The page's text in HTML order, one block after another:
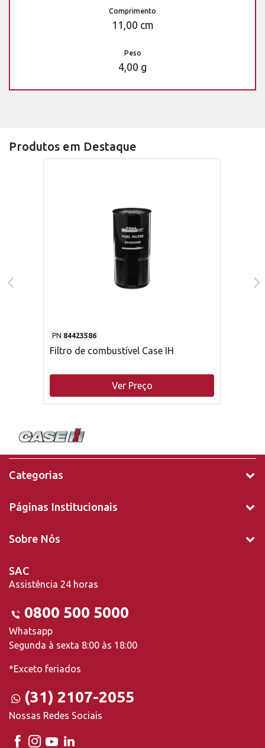
Comprimento
11,00 cm
Peso
4,00 g
Produtos em Destaque
PN 84423586
Filtro de combustível Case IH
Ver Preço
Categorias
Páginas Institucionais
Sobre Nós
SAC
Assistência 24 horas
0800 500 5000
Whatsapp
Segunda à sexta 8:00 às 18:00
*Exceto feriados
(31) 2107-2055
Nossas Redes Sociais